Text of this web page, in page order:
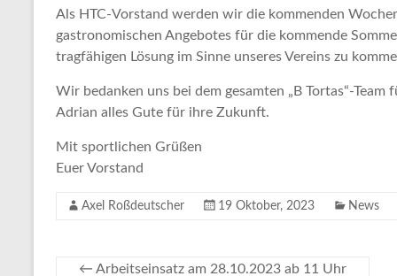
Als HTC-Vorstand werden wir die kommenden
gastronomischen Angebotes für die kommende
tragfähigen Lösung im Sinne unseres Vereins zu
Wir bedanken uns bei dem gesamten „B Tortas“-
Adrian alles Gute für ihre Zukunft.
Mit sportlichen Grüßen
Euer Vorstand
Axel Roßdeutscher 19 Oktober, 2023 News
← Arbeitseinsatz am 28.10.2023 ab 11 Uhr